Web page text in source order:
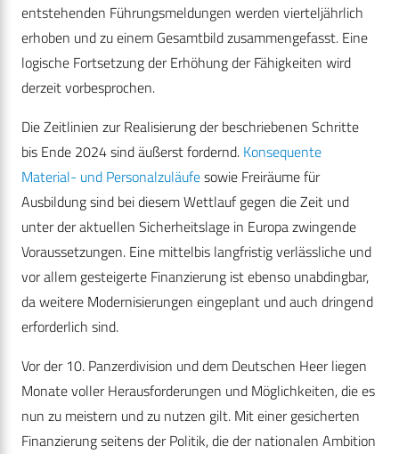
entstehenden Führungsmeldungen werden vierteljährlich
erhoben und zu einem Gesamtbild zusammengefasst. Eine
logische Fortsetzung der Erhöhung der Fähigkeiten wird
derzeit vorbesprochen.
Die Zeitlinien zur Realisierung der beschriebenen Schritte
bis Ende 2024 sind äußerst fordernd. Konsequente
Material- und Personalzuläufesowie Freiräume für
Ausbildung sind bei diesem Wettlauf gegen die Zeit und
unter der aktuellen Sicherheitslage in Europa zwingende
Voraussetzungen. Eine mittelbis langfristig verlässliche und
vor allem gesteigerte Finanzierung ist ebenso unabdingbar,
da weitere Modernisierungen eingeplant und auch dringend
erforderlich sind.
Vor der 10. Panzerdivision und dem Deutschen Heer liegen
Monate voller Herausforderungen und Möglichkeiten, die es
nun zu meistern und zu nutzen gilt. Mit einer gesicherten
Finanzierung seitens der Politik, die der nationalen Ambition